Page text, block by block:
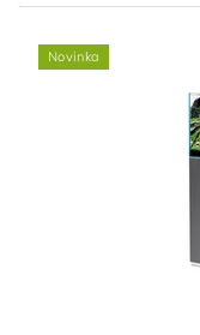
Novinka